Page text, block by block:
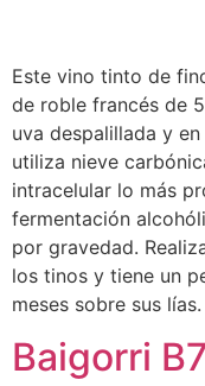
Este vino tinto de
de roble francés de
uva despalillada y
utiliza nieve
intracelular lo más
fermentación
por gravedad.
los tinos y tiene un
meses sobre sus lías.
Baigorri